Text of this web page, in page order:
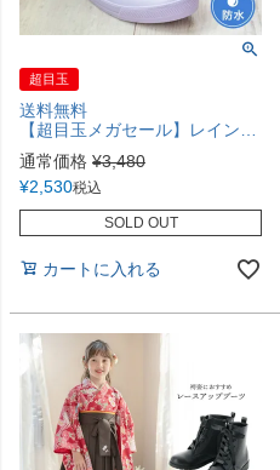
超目玉
送料無料
【超目玉メガセール】レインスニーカー レインブーツ ショート ハイカットスニーカー カジュアルシューズ カジュアルブーツ 靴 レインコート 長靴 キャサリンコテージ TAK
通常価格 ¥3,480
¥2,530税込
SOLD OUT
カートに入れる